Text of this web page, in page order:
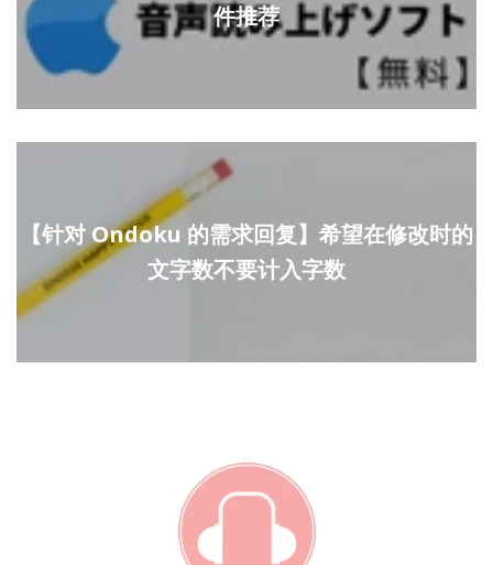
件推荐
【针对 Ondoku 的需求回复】希望在修改时的
文字数不要计入字数